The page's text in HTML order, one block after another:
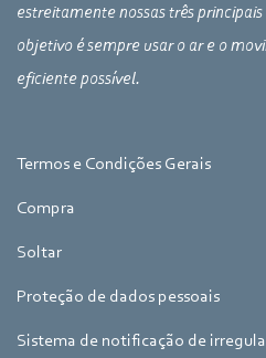
estreitamente nossas três
objetivo é sempre usar o ar e o
eficiente possível.
Termos e Condições Gerais
Compra
Soltar
Proteção de dados pessoais
Sistema de notificação de